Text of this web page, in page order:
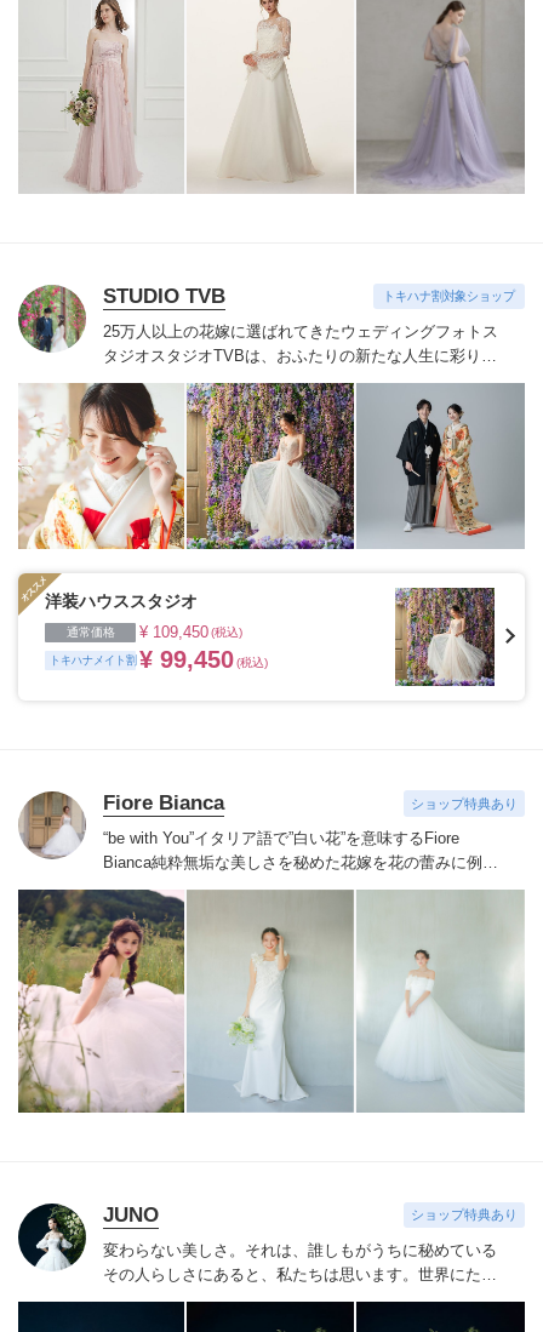
STUDIO TVB トキハナ割対象ショップ
25万人以上の花嫁に選ばれてきたウェディングフォトス
タジオ スタジオTVBは、おふたりの新たな人生に彩りを
添える“最高のウェディングフォト”のお手伝いをさせて
いただきます。1枚の写真のチカラを信じて
洋装ハウススタジオ
通常価格 ¥ 109,450(税込)
トキハナメイト割 ¥ 99,450(税込)
Fiore Bianca ショップ特典あり
“be with You”イタリア語で”白い花”を意味するFiore
Bianca純粋無垢な美しさを秘めた花嫁を花の蕾みに例え
白い花が咲くまでのストーリーをあなたと共に紡いでい
きます
世界を巡り出会ったデザイナーズブランドや、オ
リジナルドレスはまだ見ぬ新しい自分の姿へと出会わせ
てくれます。
誰かの真似ではなくあなただからできるス
タイルへあなたにしかできないブライズスタイルへ導き
ます。
美しい白い花を咲かせ今よりずっと好きな自分
JUNO ショップ特典あり
変わらない美しさ。それは、誰しもがうちに秘めている
その人らしさにあると、私たちは思います。 世界にたっ
たひと組のおふたりのこれまでと、これからの物語に思